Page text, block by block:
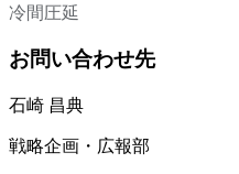
冷間圧延
お問い合わせ先
石崎 昌典
戦略企画・広報部